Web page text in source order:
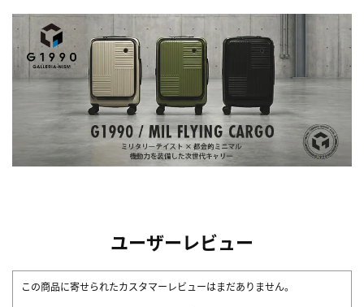
ユーザーレビュー
この商品に寄せられたカスタマーレビューはまだありません。